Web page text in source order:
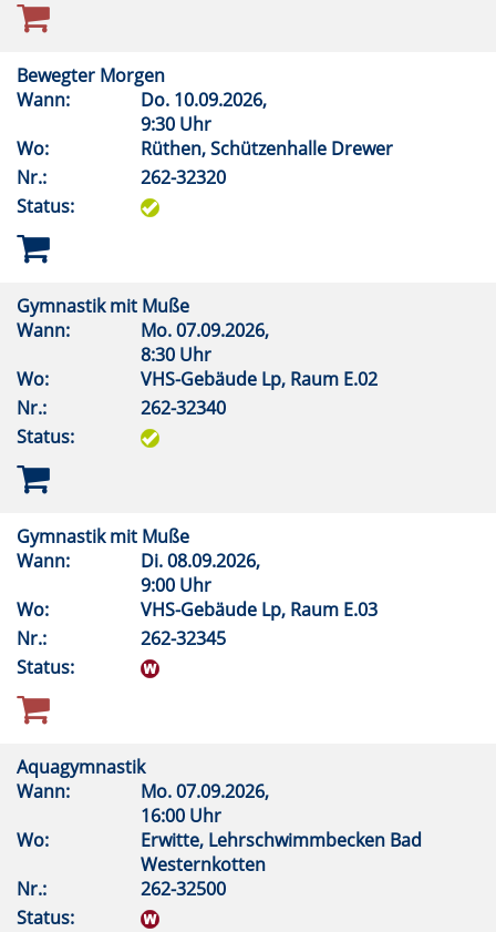
Bewegter Morgen
Wann:
Do. 10.09.2026,
9:30 Uhr
Wo:
Rüthen, Schützenhalle Drewer
Nr.:
262-32320
Status:
Gymnastik mit Muße
Wann:
Mo.07.09.2026,
8:30 Uhr
Wo:
VHS-Gebäude Lp, Raum E.02
Nr.:
262-32340
Status:
Gymnastik mit Muße
Wann:
Di.08.09.2026,
9:00 Uhr
Wo:
VHS-Gebäude Lp, Raum E.03
Nr.:
262-32345
Status:
Aquagymnastik
Wann:
Mo.07.09.2026,
16:00 Uhr
Wo:
Erwitte, Lehrschwimmbecken Bad
Westernkotten
Nr.:
262-32500
Status: